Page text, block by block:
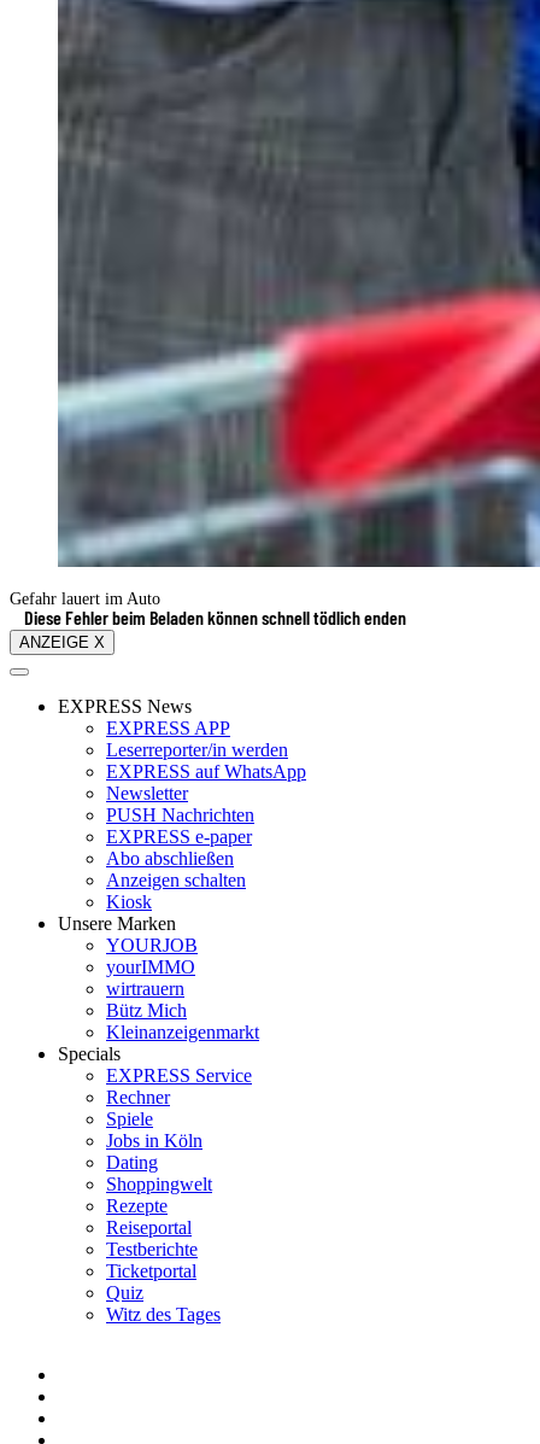
Gefahr lauert im Auto
Diese Fehler beim Beladen können schnell tödlich enden
ANZEIGE X
EXPRESS News
EXPRESS APP
Leserreporter/in werden
EXPRESS auf WhatsApp
Newsletter
PUSH Nachrichten
EXPRESS e-paper
Abo abschließen
Anzeigen schalten
Kiosk
Unsere Marken
YOURJOB
yourIMMO
wirtrauern
Bütz Mich
Kleinanzeigenmarkt
Specials
EXPRESS Service
Rechner
Spiele
Jobs in Köln
Dating
Shoppingwelt
Rezepte
Reiseportal
Testberichte
Ticketportal
Quiz
Witz des Tages